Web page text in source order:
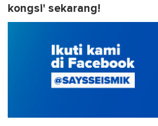
kongsi' sekarang!